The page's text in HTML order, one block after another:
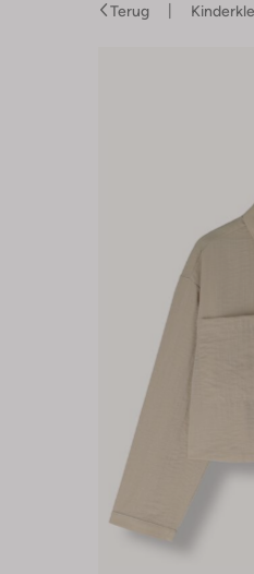
Terug